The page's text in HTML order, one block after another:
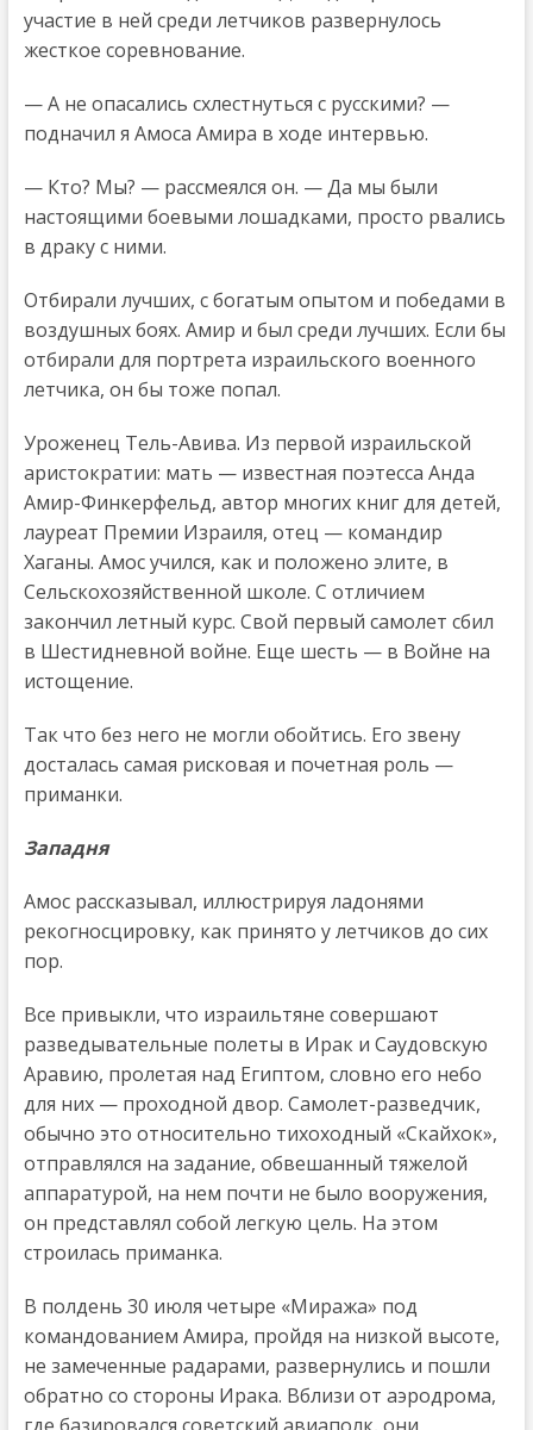
участие в ней среди летчиков развернулось
жесткое соревнование.
— А не опасались схлестнуться с русскими? —
подначил я Амоса Амира в ходе интервью.
— Кто? Мы? — рассмеялся он. — Да мы были
настоящими боевыми лошадками, просто рвались
в драку с ними.
Отбирали лучших, с богатым опытом и победами в
воздушных боях. Амир и был среди лучших. Если бы
отбирали для портрета израильского военного
летчика, он бы тоже попал.
Уроженец Тель-Авива. Из первой израильской
аристократии: мать — известная поэтесса Анда
Амир-Финкерфельд, автор многих книг для детей,
лауреат Премии Израиля, отец — командир
Хаганы. Амос учился, как и положено элите, в
Сельскохозяйственной школе. С отличием
закончил летный курс. Свой первый самолет сбил
в Шестидневной войне. Еще шесть — в Войне на
истощение.
Так что без него не могли обойтись. Его звену
досталась самая рисковая и почетная роль —
приманки.
Западня
Амос рассказывал, иллюстрируя ладонями
рекогносцировку, как принято у летчиков до сих
пор.
Все привыкли, что израильтяне совершают
разведывательные полеты в Ирак и Саудовскую
Аравию, пролетая над Египтом, словно его небо
для них — проходной двор. Самолет-разведчик,
обычно это относительно тихоходный «Скайхок»,
отправлялся на задание, обвешанный тяжелой
аппаратурой, на нем почти не было вооружения,
он представлял собой легкую цель. На этом
строилась приманка.
В полдень 30 июля четыре «Миража» под
командованием Амира, пройдя на низкой высоте,
не замеченные радарами, развернулись и пошли
обратно со стороны Ирака. Вблизи от аэродрома,